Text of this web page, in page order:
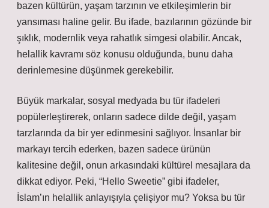
bazen kültürün, yaşam tarzının ve etkileşimlerin bir
yansıması haline gelir. Bu ifade, bazılarının gözünde bir
şıklık, modernlik veya rahatlık simgesi olabilir. Ancak,
helallik kavramı söz konusu olduğunda, bunu daha
derinlemesine düşünmek gerekebilir.
Büyük markalar, sosyal medyada bu tür ifadeleri
popülerleştirerek, onların sadece dilde değil, yaşam
tarzlarında da bir yer edinmesini sağlıyor. İnsanlar bir
markayı tercih ederken, bazen sadece ürünün
kalitesine değil, onun arkasındaki kültürel mesajlara da
dikkat ediyor. Peki, “Hello Sweetie” gibi ifadeler,
İslam’ın helallik anlayışıyla çelişiyor mu? Yoksa bu tür